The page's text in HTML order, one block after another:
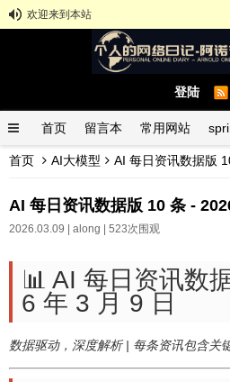
欢迎来到本站
登陆
首页 留言本 常用网站
spring示例demo GitHub中文排
首页 AI大模型 AI 每日资讯数据版
AI 每日资讯数据版 10 条 -
2026.03.09 | along | 523次围观
📊 AI 每日资讯数
6 年 3 月 9 日
数据驱动，深度解析 | 每条资讯包含关